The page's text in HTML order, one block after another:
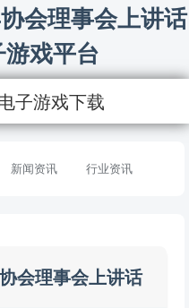
会理事会上讲话
戏平台
子游戏下载
新闻资讯 行业资讯
会理事会上讲话